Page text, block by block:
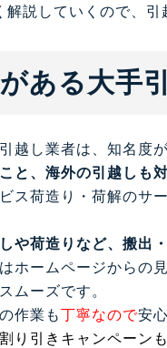
解説していくので、
ある大手
越し業者は、知名度
と、海外の引越しも
ス荷造り・荷解のサ
や荷造りなど、搬出
ホームページからの
ムーズです。
の作業も丁寧なので安
割り引きキャンペーン